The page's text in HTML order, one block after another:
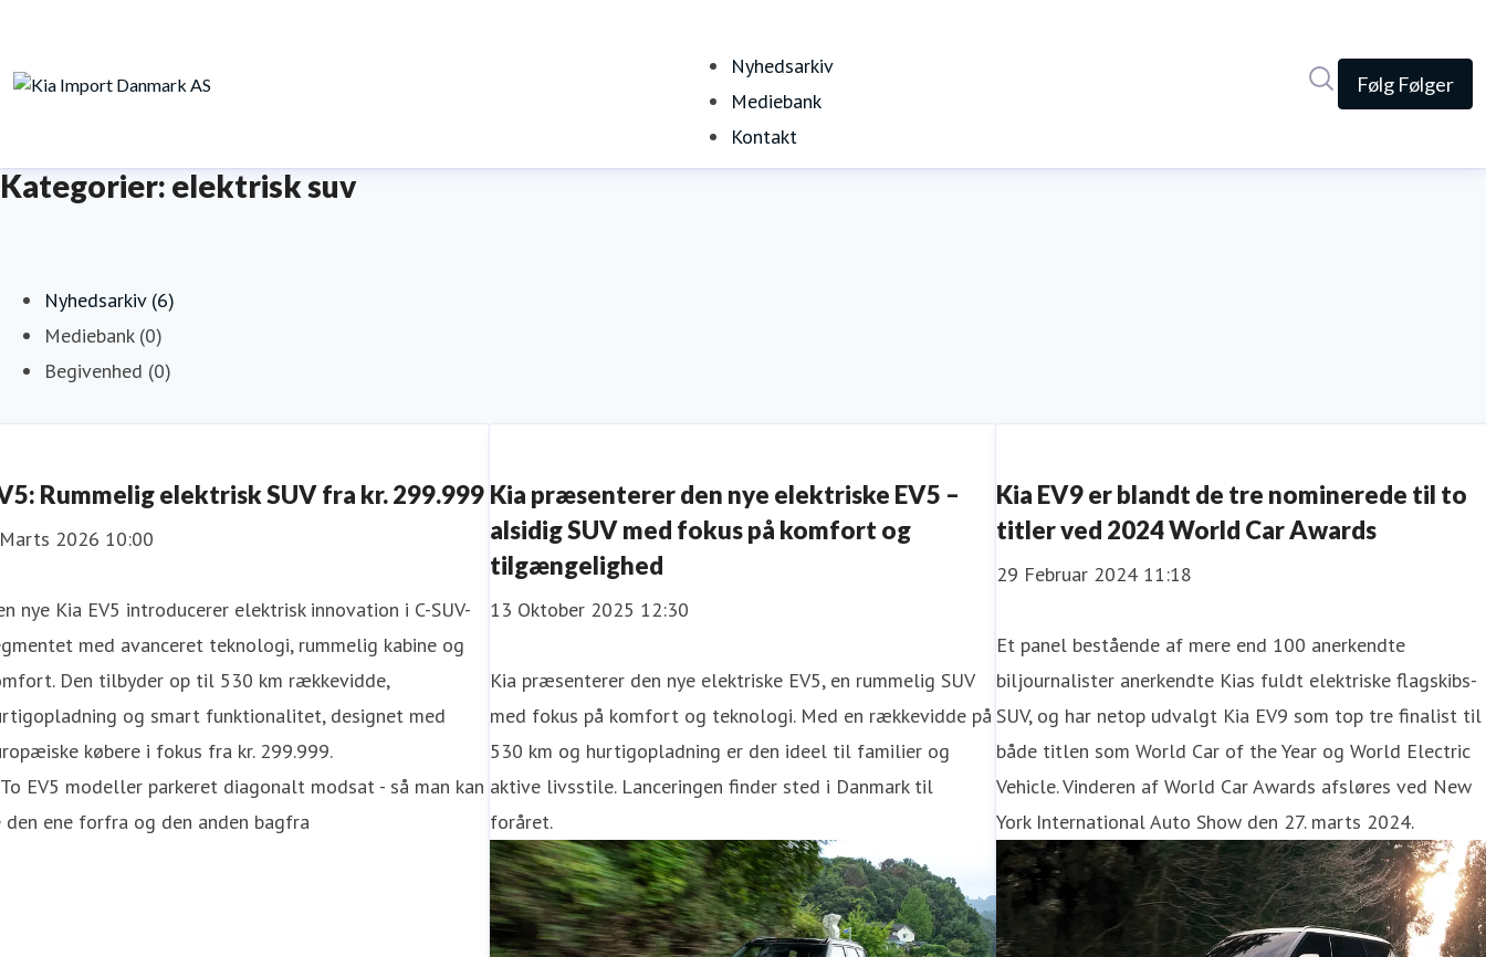
Nyhedsarkiv
Mediebank
Kontakt
Følg Følger
Kategorier: elektrisk suv
Nyhedsarkiv (6)
Mediebank (0)
Begivenhed (0)
Rummelig elektrisk SUV fra kr. 299.999
2026 10:00
nye Kia EV5 introducerer elektrisk innovation i C-SUV-
med avanceret teknologi, rummelig kabine og
Den tilbyder op til 530 km rækkevidde,
og smart funktionalitet, designet med
købere i fokus fra kr. 299.999.
Kia præsenterer den nye elektriske EV5 –
alsidig SUV med fokus på komfort og
tilgængelighed
13 Oktober 2025 12:30
Kia præsenterer den nye elektriske EV5, en rummelig SUV
med fokus på komfort og teknologi. Med en rækkevidde på
530 km og hurtigopladning er den ideel til familier og
aktive livsstile. Lanceringen finder sted i Danmark til
foråret.
Kia EV9 er blandt de tre nominerede til to
titler ved 2024 World Car Awards
29 Februar 2024 11:18
Et panel bestående af mere end 100 anerkendte
biljournalister anerkendte Kias fuldt elektriske flagskibs-
SUV, og har netop udvalgt Kia EV9 som top tre finalist til
både titlen som World Car of the Year og World Electric
Vehicle. Vinderen af World Car Awards afsløres ved New
York International Auto Show den 27. marts 2024.